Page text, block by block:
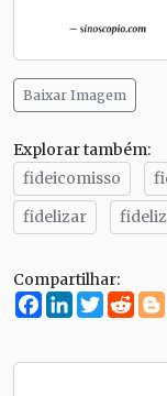
Baixar Imagem
Explorar também:
fideicomisso
fidelizar
Compartilhar:
Facebook
LinkedIn